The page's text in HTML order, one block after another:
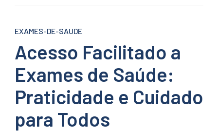
EXAMES-DE-SAUDE
Acesso Facilitado a
Exames de Saúde:
Praticidade e Cuidado
para Todos